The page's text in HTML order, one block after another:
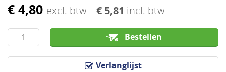
€ 4,80 excl. btw € 5,81 incl. btw
Bestellen
Verlanglijst
Ga
het
begin
van